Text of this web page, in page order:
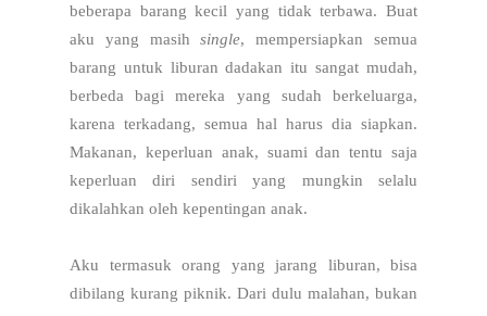
beberapa barang kecil yang tidak terbawa. Buat
aku yang masihsingle, mempersiapkan semua
barang untuk liburan dadakan itu sangat mudah,
berbeda bagi mereka yang sudah berkeluarga,
karena terkadang, semua hal harus dia siapkan.
Makanan, keperluan anak, suami dan tentu saja
keperluan diri sendiri yang mungkin selalu
dikalahkan oleh kepentingan anak.
Aku termasuk orang yang jarang liburan, bisa
dibilang kurang piknik. Dari dulu malahan, bukan